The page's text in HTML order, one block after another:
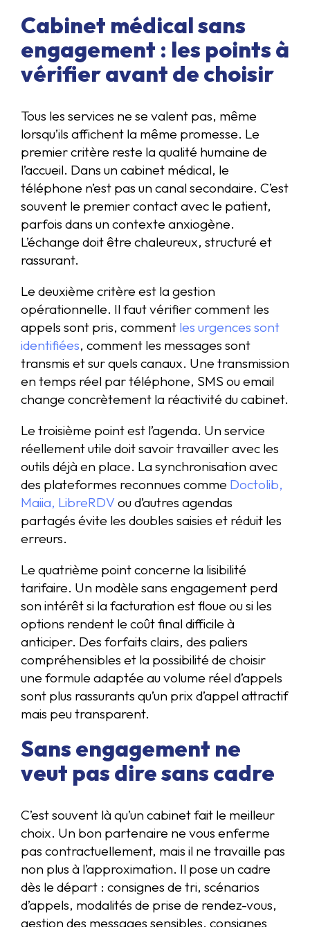
Cabinet médical sans
engagement : les points à
vérifier avant de choisir
Tous les services ne se valent pas, même
lorsqu’ils affichent la même promesse. Le
premier critère reste la qualité humaine de
l’accueil. Dans un cabinet médical, le
téléphone n’est pas un canal secondaire. C’est
souvent le premier contact avec le patient,
parfois dans un contexte anxiogène.
L’échange doit être chaleureux, structuré et
rassurant.
Le deuxième critère est la gestion
opérationnelle. Il faut vérifier comment les
appels sont pris, comment les urgences sont
identifiées, comment les messages sont
transmis et sur quels canaux. Une transmission
en temps réel par téléphone, SMS ou email
change concrètement la réactivité du cabinet.
Le troisième point est l’agenda. Un service
réellement utile doit savoir travailler avec les
outils déjà en place. La synchronisation avec
des plateformes reconnues comme Doctolib,
Maiia, LibreRDV ou d’autres agendas
partagés évite les doubles saisies et réduit les
erreurs.
Le quatrième point concerne la lisibilité
tarifaire. Un modèle sans engagement perd
son intérêt si la facturation est floue ou si les
options rendent le coût final difficile à
anticiper. Des forfaits clairs, des paliers
compréhensibles et la possibilité de choisir
une formule adaptée au volume réel d’appels
sont plus rassurants qu’un prix d’appel attractif
mais peu transparent.
Sans engagement ne
veut pas dire sans cadre
C’est souvent là qu’un cabinet fait le meilleur
choix. Un bon partenaire ne vous enferme
pas contractuellement, mais il ne travaille pas
non plus à l’approximation. Il pose un cadre
dès le départ : consignes de tri, scénarios
d’appels, modalités de prise de rendez-vous,
gestion des messages sensibles, consignes